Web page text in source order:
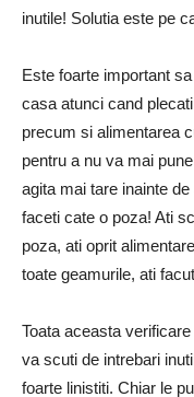
inutile! Solutia este pe
Este foarte important
casa atunci cand
precum si alimentarea
pentru a nu va mai
agita mai tare inainte
faceti cate o poza! Ati
poza, ati oprit
toate geamurile, ati
Toata aceasta
va scuti de intrebari
foarte linistiti. Chiar le